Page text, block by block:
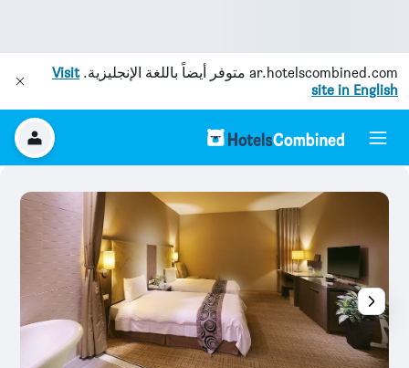
ar.hotelscombined.com متوفر أيضاً باللغة الإنجليزية.Visit
site in English